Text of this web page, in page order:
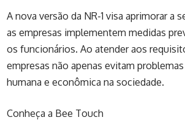
A nova versão da NR-1 visa aprimorar a
as empresas implementem medidas
os funcionários. Ao atender aos
empresas não apenas evitam
humana e econômica na sociedade.
Conheça a Bee Touch